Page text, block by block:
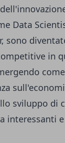
Data
sono
in
sviluppo di
interessanti